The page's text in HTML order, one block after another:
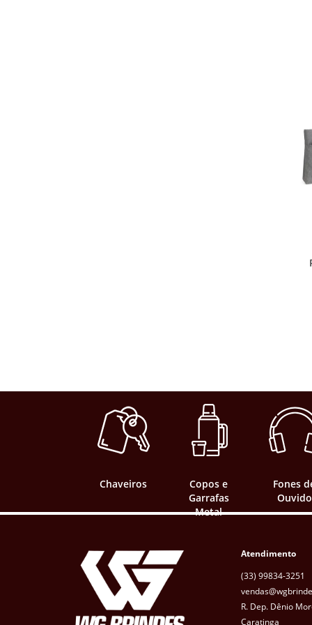
Chaveiros
Copos e
Garrafas
Metal
Fones
Ouvido
Atendimento
(33) 99834-3251
R. Dep. Dênio
Caratinga